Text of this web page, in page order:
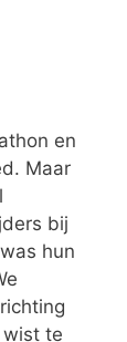
en
Maar
bij
hun
te